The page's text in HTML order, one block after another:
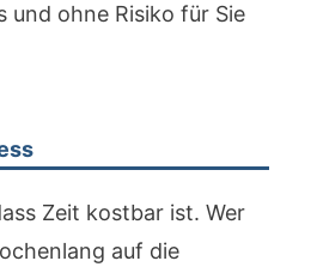
und ohne Risiko für Sie
Zeit kostbar ist. Wer
auf die